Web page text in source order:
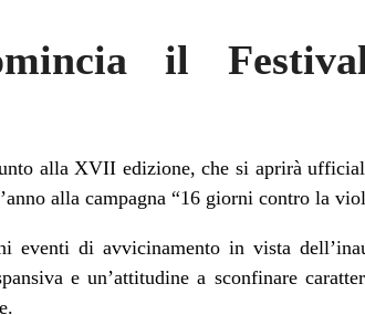
il
alla XVII edizione, che si aprirà
alla campagna “16 giorni contro la
eventi di avvicinamento in vista
e un’attitudine a sconfinare